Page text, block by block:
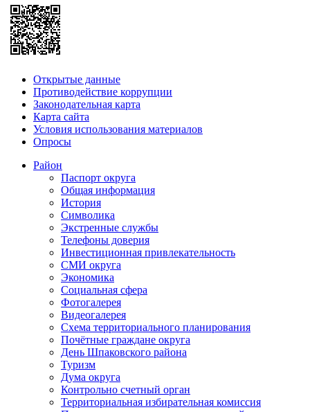
Открытые данные
Противодействие коррупции
Законодательная карта
Карта сайта
Условия использования материалов
Опросы
Район
Паспорт округа
Общая информация
История
Символика
Экстренные службы
Телефоны доверия
Инвестиционная привлекательность
СМИ округа
Экономика
Социальная сфера
Фотогалерея
Видеогалерея
Схема территориального планирования
Почётные граждане округа
День Шпаковского района
Туризм
Дума округа
Контрольно счетный орган
Территориальная избирательная комиссия